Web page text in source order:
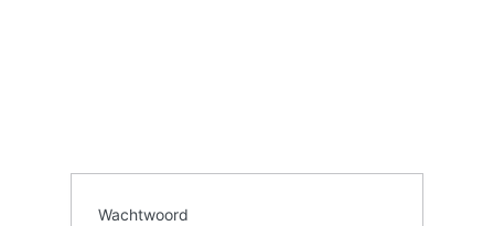
Wachtwoord